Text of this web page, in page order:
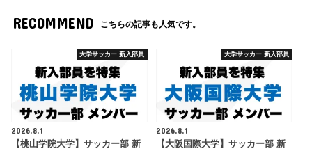
RECOMMEND こちらの記事も人気です。
大学サッカー 新入部員
2026.8.1
【桃山学院大学】サッカー部 新
大学サッカー 新入部員
2026.8.1
【大阪国際大学】サッカー部 新